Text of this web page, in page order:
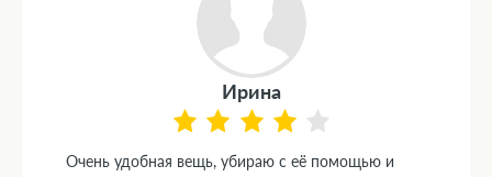
Ирина
Очень удобная вещь, убираю с её помощью и